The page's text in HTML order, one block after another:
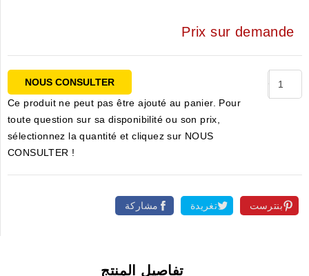
Prix sur demande
NOUS CONSULTER
Ce produit ne peut pas être ajouté au panier. Pour
toute question sur sa disponibilité ou son prix,
sélectionnez la quantité et cliquez sur NOUS
CONSULTER !
مشاركة تغريدة بنترست
تفاصيل المنتج